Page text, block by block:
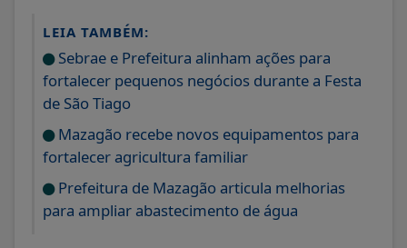
LEIA TAMBÉM:
Sebrae e Prefeitura alinham ações para
fortalecer pequenos negócios durante a Festa
de São Tiago
Mazagão recebe novos equipamentos para
fortalecer agricultura familiar
Prefeitura de Mazagão articula melhorias
para ampliar abastecimento de água